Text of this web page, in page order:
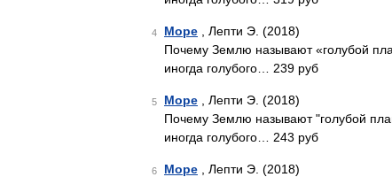
4 Море , Лепти Э. (2018)
Почему Землю называют «голубой
иногда голубого… 239 руб
5 Море , Лепти Э. (2018)
Почему Землю называют "голубой
иногда голубого… 243 руб
6 Море , Лепти Э. (2018)